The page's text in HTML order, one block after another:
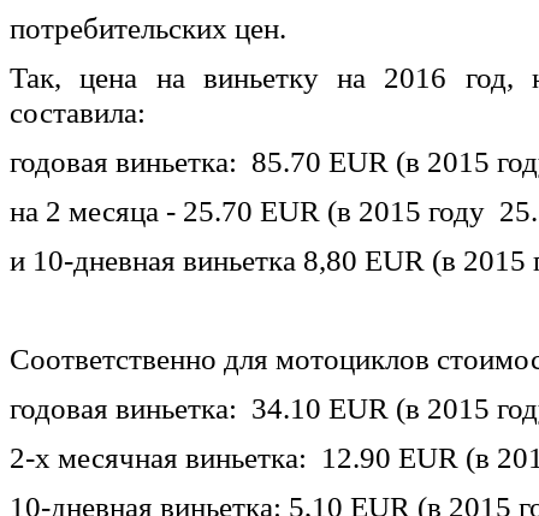
потребительских цен.
Так, цена на виньетку на 2016 год,
составила:
годовая виньетка: 85.70 EUR (в 2015
на 2 месяца - 25.70 EUR (в 2015 году
и 10-дневная виньетка 8,80 EUR (в 2015
Соответственно для мотоциклов
годовая виньетка: 34.10 EUR (в 2015
2-х месячная виньетка: 12.90 EUR (в
10-дневная виньетка: 5,10 EUR (в 2015